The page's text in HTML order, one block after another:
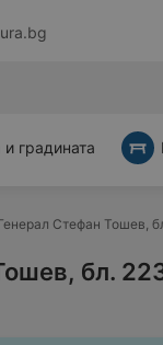
градината
Стефан Тошев,
бл.